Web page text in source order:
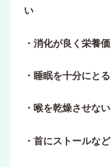
い
・消化が良く栄養
・睡眠を十分にとる
・喉を乾燥させな
・首にストールな